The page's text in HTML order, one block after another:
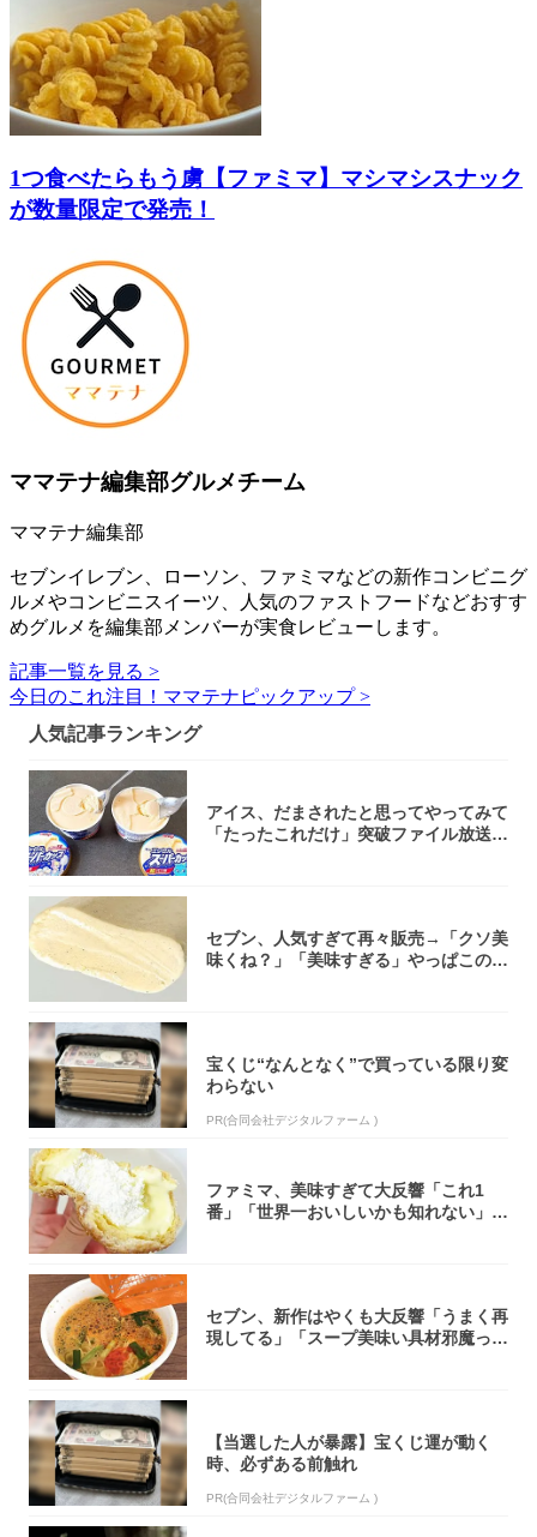
1つ食べたらもう虜【ファミマ】マシマシスナック
が数量限定で発売！
ママテナ編集部グルメチーム
ママテナ編集部
セブンイレブン、ローソン、ファミマなどの新作コンビニグ
ルメやコンビニスイーツ、人気のファストフードなどおすす
めグルメを編集部メンバーが実食レビューします。
記事一覧を見る >
今日のこれ注目！ママテナピックアップ >
人気記事ランキング
アイス、だまされたと思ってやってみて
「たったこれだけ」突破ファイル放送で
セブン、人気すぎて再々販売→「クソ美
味くね？」「美味すぎる」やっぱこのク
宝くじ“なんとなく”で買っている限り変
わらない
PR(合同会社デジタルファーム )
ファミマ、美味すぎて大反響「これ1
番」「世界一おいしいかも知れない」
セブン、新作はやくも大反響「うまく再
現してる」「スープ美味い具材邪魔って
【当選した人が暴露】宝くじ運が動く
時、必ずある前触れ
PR(合同会社デジタルファーム )